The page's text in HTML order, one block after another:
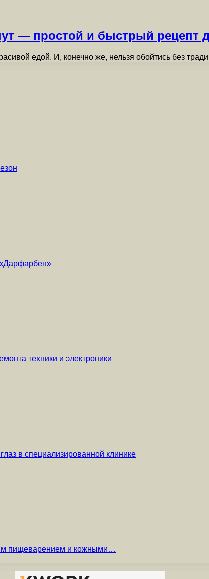
— простой и быстрый рецепт
едой. И, конечно же, нельзя обойтись без
техники и электроники
в специализированной клинике
пищеварением и кожными…